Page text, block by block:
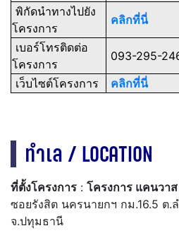
พิกัดนำทางไปยัง
โครงการ
คลิกที่นี่
เบอร์โทรติดต่อ
โครงการ
093-295-
เว็บไซต์โครงการ
คลิกที่นี่
ทำเล / LOCATION
ที่ตั้งโครงการ : โครงการ แคนวา
ซอยรังสิต นครนายกฯ กม.16.5 ต.
จ.ปทุมธานี